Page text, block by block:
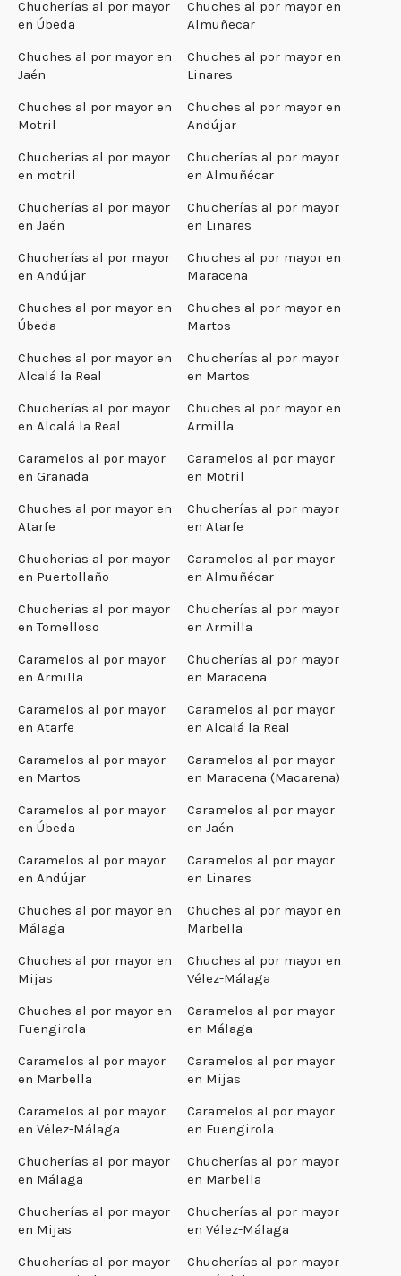
Chucherías al por mayor
en Úbeda
Chuches al por mayor en
Almuñecar
Chuches al por mayor en
Jaén
Chuches al por mayor en
Linares
Chuches al por mayor en
Motril
Chuches al por mayor en
Andújar
Chucherías al por mayor
en motril
Chucherías al por mayor
en Almuñécar
Chucherías al por mayor
en Jaén
Chucherías al por mayor
en Linares
Chucherías al por mayor
en Andújar
Chuches al por mayor en
Maracena
Chuches al por mayor en
Úbeda
Chuches al por mayor en
Martos
Chuches al por mayor en
Alcalá la Real
Chucherías al por mayor
en Martos
Chucherías al por mayor
en Alcalá la Real
Chuches al por mayor en
Armilla
Caramelos al por mayor
en Granada
Caramelos al por mayor
en Motril
Chuches al por mayor en
Atarfe
Chucherías al por mayor
en Atarfe
Chucherias al por mayor
en Puertollaño
Caramelos al por mayor
en Almuñécar
Chucherias al por mayor
en Tomelloso
Chucherías al por mayor
en Armilla
Caramelos al por mayor
en Armilla
Chucherías al por mayor
en Maracena
Caramelos al por mayor
en Atarfe
Caramelos al por mayor
en Alcalá la Real
Caramelos al por mayor
en Martos
Caramelos al por mayor
en Maracena (Macarena)
Caramelos al por mayor
en Úbeda
Caramelos al por mayor
en Jaén
Caramelos al por mayor
en Andújar
Caramelos al por mayor
en Linares
Chuches al por mayor en
Málaga
Chuches al por mayor en
Marbella
Chuches al por mayor en
Mijas
Chuches al por mayor en
Vélez-Málaga
Chuches al por mayor en
Fuengirola
Caramelos al por mayor
en Málaga
Caramelos al por mayor
en Marbella
Caramelos al por mayor
en Mijas
Caramelos al por mayor
en Vélez-Málaga
Caramelos al por mayor
en Fuengirola
Chucherías al por mayor
en Málaga
Chucherías al por mayor
en Marbella
Chucherías al por mayor
en Mijas
Chucherías al por mayor
en Vélez-Málaga
Chucherías al por mayor
Chucherías al por mayor